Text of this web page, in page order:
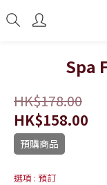
Spa
HK$178.00
HK$158.00
預購商品
選項 : 預訂